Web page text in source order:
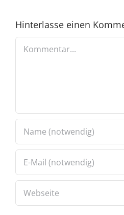
Hinterlasse einen
Kommentar